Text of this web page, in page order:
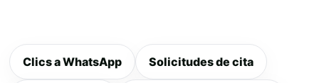
Clics a WhatsApp Solicitudes de cita